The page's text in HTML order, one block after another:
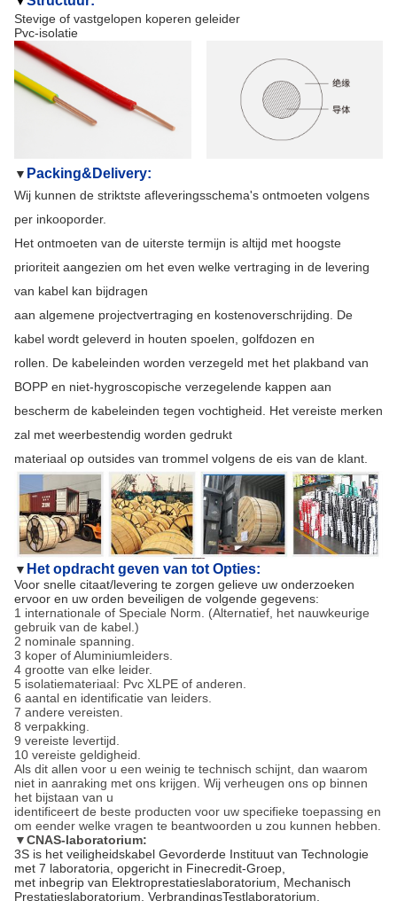
Stevige of vastgelopen koperen geleider
Pvc-isolatie
▼ Packing&Delivery:
Wij kunnen de striktste afleveringsschema's ontmoeten volgens
per inkooporder.
Het ontmoeten van de uiterste termijn is altijd met hoogste
prioriteit aangezien om het even welke vertraging in de levering
van kabel kan bijdragen
aan algemene projectvertraging en kostenoverschrijding. De
kabel wordt geleverd in houten spoelen, golfdozen en
rollen. De kabeleinden worden verzegeld met het plakband van
BOPP en niet-hygroscopische verzegelende kappen aan
bescherm de kabeleinden tegen vochtigheid. Het vereiste merken
zal met weerbestendig worden gedrukt
materiaal op outsides van trommel volgens de eis van de klant.
▼ Het opdracht geven van tot Opties:
Voor snelle citaat/levering te zorgen gelieve uw onderzoeken
ervoor en uw orden beveiligen de volgende gegevens:
1 internationale of Speciale Norm. (Alternatief, het nauwkeurige
gebruik van de kabel.)
2 nominale spanning.
3 koper of Aluminiumleiders.
4 grootte van elke leider.
5 isolatiemateriaal: Pvc XLPE of anderen.
6 aantal en identificatie van leiders.
7 andere vereisten.
8 verpakking.
9 vereiste levertijd.
10 vereiste geldigheid.
Als dit allen voor u een weinig te technisch schijnt, dan waarom
niet in aanraking met ons krijgen. Wij verheugen ons op binnen
het bijstaan van u
identificeert de beste producten voor uw specifieke toepassing en
om eender welke vragen te beantwoorden u zou kunnen hebben.
▼CNAS-laboratorium:
3S is het veiligheidskabel Gevorderde Instituut van Technologie
met 7 laboratoria, opgericht in Finecredit-Groep,
met inbegrip van Elektroprestatieslaboratorium, Mechanisch
Prestatieslaboratorium, VerbrandingsTestlaboratorium,